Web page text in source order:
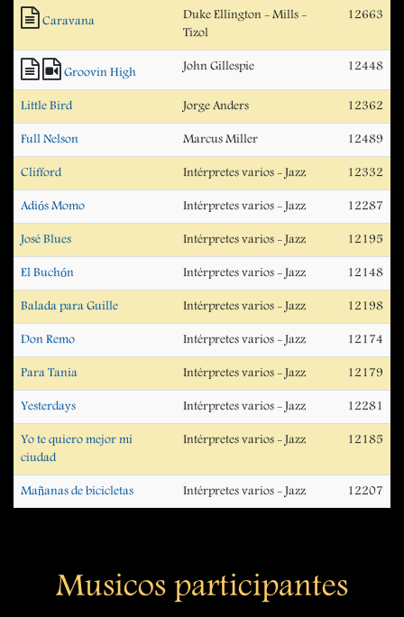
Caravana
Duke Ellington - Mills -
Tizol
12663
Groovin High John Gillespie 12448
Little Bird Jorge Anders 12362
Full Nelson Marcus Miller 12489
Clifford Intérpretes varios - Jazz 12332
Adiós Momo Intérpretes varios - Jazz 12287
José Blues Intérpretes varios - Jazz 12195
El Buchón Intérpretes varios - Jazz 12148
Balada para Guille Intérpretes varios - Jazz 12198
Don Remo Intérpretes varios - Jazz 12174
Para Tania Intérpretes varios - Jazz 12179
Yesterdays Intérpretes varios - Jazz 12281
Yo te quiero mejor mi
ciudad
Intérpretes varios - Jazz 12185
Mañanas de bicicletas Intérpretes varios - Jazz 12207
Musicos participantes